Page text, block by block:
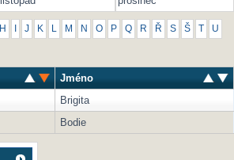
H J K L M N O P Q R Ř S Š U
Jméno
Brigita
Bodie